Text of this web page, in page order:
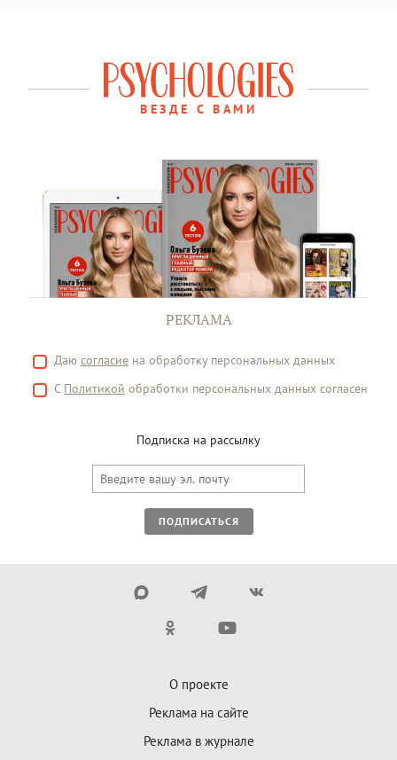
ВЕЗДЕ С ВАМИ
РЕКЛАМА
Даю согласие на обработку персональных данных
С Политикой обработки персональных данных согласен
Подписка на рассылку
ПОДПИСАТЬСЯ
О проекте
Реклама на сайте
Реклама в журнале